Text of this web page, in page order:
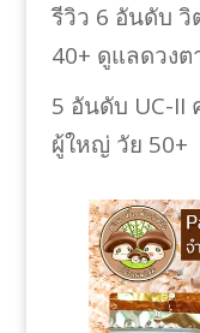
รีวิว 6 อันดับ วิ
40+ ดูแลดวง
5 อันดับ UC-II
ผู้ใหญ่ วัย 50+